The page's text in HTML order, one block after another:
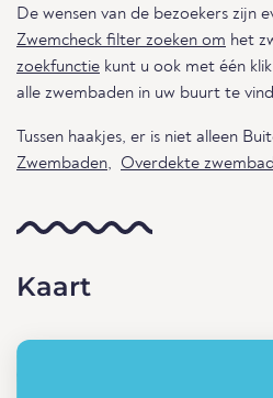
De wensen van de bezoekers zijn
Zwemcheck filter zoeken om het
zoekfunctie kunt u ook met één
alle zwembaden in uw buurt te
Tussen haakjes, er is niet alleen
Zwembaden, Overdekte
Kaart